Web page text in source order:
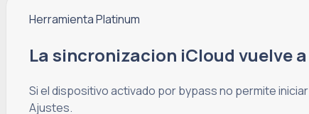
Herramienta Platinum
La sincronizacion iCloud vuelve
Si el dispositivo activado por bypass no permite
Ajustes.